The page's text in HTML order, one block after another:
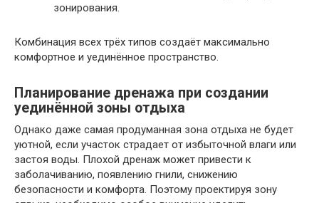
зонирования.
Комбинация всех трёх типов создаёт максимально
комфортное и уединённое пространство.
Планирование дренажа при создании
уединённой зоны отдыха
Однако даже самая продуманная зона отдыха не будет
уютной, если участок страдает от избыточной влаги или
застоя воды. Плохой дренаж может привести к
заболачиванию, появлению гнили, снижению
безопасности и комфорта. Поэтому проектируя зону